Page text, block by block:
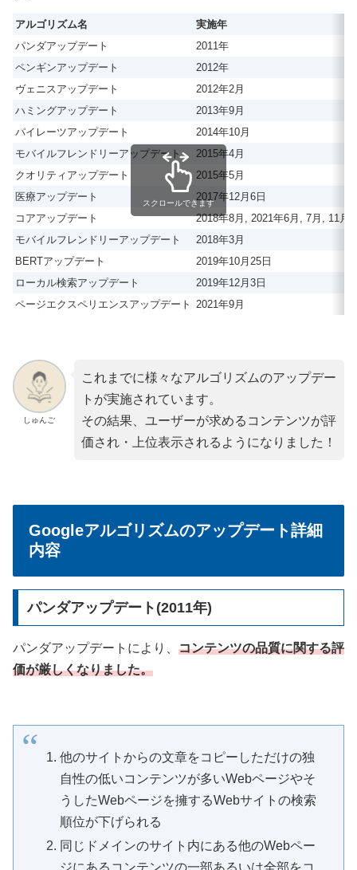
アルゴリズム名
実施年
パンダアップデート
2011年
ペンギンアップデート
2012年
ヴェニスアップデート
2012年2月
ハミングアップデート
2013年9月
パイレーツアップデート
2014年10月
モバイルフレンドリーアップデート
2015年4月
クオリティアップデート
2015年5月
医療アップデート
2017年12月6日
コアアップデート
2018年8月, 2021年6月, 7月, 11月)
モバイルフレンドリーアップデート
2018年3月
BERTアップデート
2019年10月25日
ローカル検索アップデート
2019年12月3日
ページエクスペリエンスアップデート 2021年9月
スクロールできます
しゅんご
これまでに様々なアルゴリズムのアップデー
トが実施されています。
その結果、ユーザーが求めるコンテンツが評
価され・上位表示されるようになりました！
Googleアルゴリズムのアップデート詳細
内容
パンダアップデート(2011年)
パンダアップデートにより、 コンテンツの品質に関する評
価が厳しくなりました。
他のサイトからの文章をコピーしただけの独
自性の低いコンテンツが多いWebページやそ
うしたWebページを擁するWebサイトの検索
順位が下げられる
同じドメインのサイト内にある他のWebペー
ジにあるコンテンツの一部あるいは全部をコ